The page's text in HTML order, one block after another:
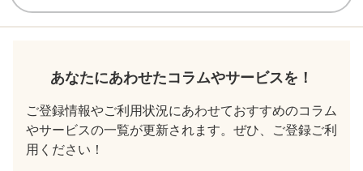
あなたにあわせたコラムやサービスを！
ご登録情報やご利用状況にあわせておすすめのコラム
やサービスの一覧が更新されます。ぜひ、ご登録ご利
用ください！